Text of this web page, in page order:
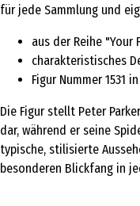
für jede Sammlung und
aus der Reihe "Your
charakteristisches
Figur Nummer 1531
Die Figur stellt Peter
dar, während er seine
typische, stilisierte
besonderen Blickfang in